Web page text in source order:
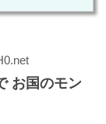
お国のモン